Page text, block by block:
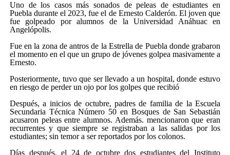
Uno de los casos más sonados de peleas de estudiantes en
Puebla durante el 2023, fue el de Ernesto Calderón. El joven que
fue golpeado por alumnos de la Universidad Anáhuac en
Angelópolis.
Fue en la zona de antros de la Estrella de Puebla donde grabaron
el momento en el que un grupo de jóvenes golpea masivamente a
Ernesto.
Posteriormente, tuvo que ser llevado a un hospital, donde estuvo
en riesgo de perder un ojo por los golpes que recibió
Después, a inicios de octubre, padres de familia de la Escuela
Secundaria Técnica Número 50 en Bosques de San Sebastián
acusaron peleas entre alumnos. Además. mencionaron que eran
recurrentes y que siempre se registraban a las salidas por los
estudiantes; sin temor a ser reportados por los colonos.
Días después, el 24 de octubre dos estudiantes del Instituto